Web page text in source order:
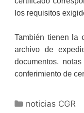
los requisitos
También tienen la
archivo de
documentos,
conferimiento de
noticias CGR